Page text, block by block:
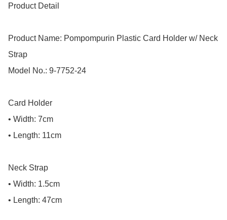
Product Detail
Product Name: Pompompurin Plastic Card Holder w/ Neck
Strap
Model No.: 9-7752-24
Card Holder
• Width: 7cm
• Length: 11cm
Neck Strap
• Width: 1.5cm
• Length: 47cm